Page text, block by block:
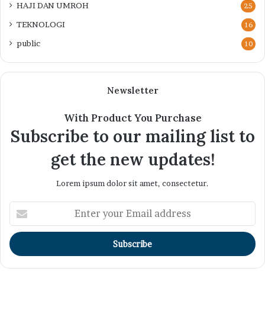
HAJI DAN UMROH 25
TEKNOLOGI 16
public 10
Newsletter
With Product You Purchase
Subscribe to our mailing list to
get the new updates!
Lorem ipsum dolor sit amet, consectetur.
your
Email
address